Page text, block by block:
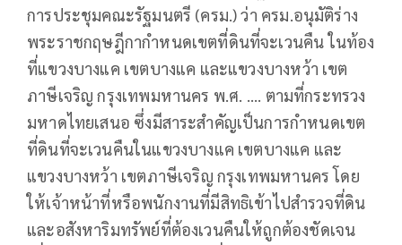
การประชุมคณะรัฐมนตรี (ครม.) ว่า ครม.อนุมัติร่าง
พระราชกฤษฎีกากำหนดเขตที่ดินที่จะเวนคืน ในท้อง
ที่แขวงบางแค เขตบางแค และแขวงบางหว้า เขต
ภาษีเจริญ กรุงเทพมหานคร พ.ศ. .... ตามที่กระทรวง
มหาดไทยเสนอ ซึ่งมีสาระสำคัญเป็นการกำหนดเขต
ที่ดินที่จะเวนคืนในแขวงบางแค เขตบางแค และ
แขวงบางหว้า เขตภาษีเจริญ กรุงเทพมหานคร โดย
ให้เจ้าหน้าที่หรือพนักงานที่มีสิทธิเข้าไปสำรวจที่ดิน
และอสังหาริมทรัพย์ที่ต้องเวนคืนให้ถูกต้องชัดเจน